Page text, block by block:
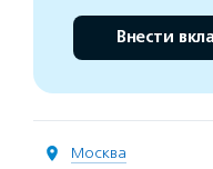
Внести
Москва